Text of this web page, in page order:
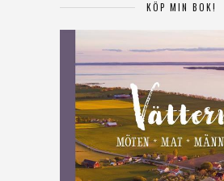
KÖP MIN BOK!